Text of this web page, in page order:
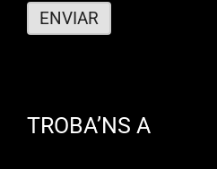
TROBA’NS A